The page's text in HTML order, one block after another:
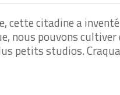
cette citadine a
nous pouvons
petits studios.